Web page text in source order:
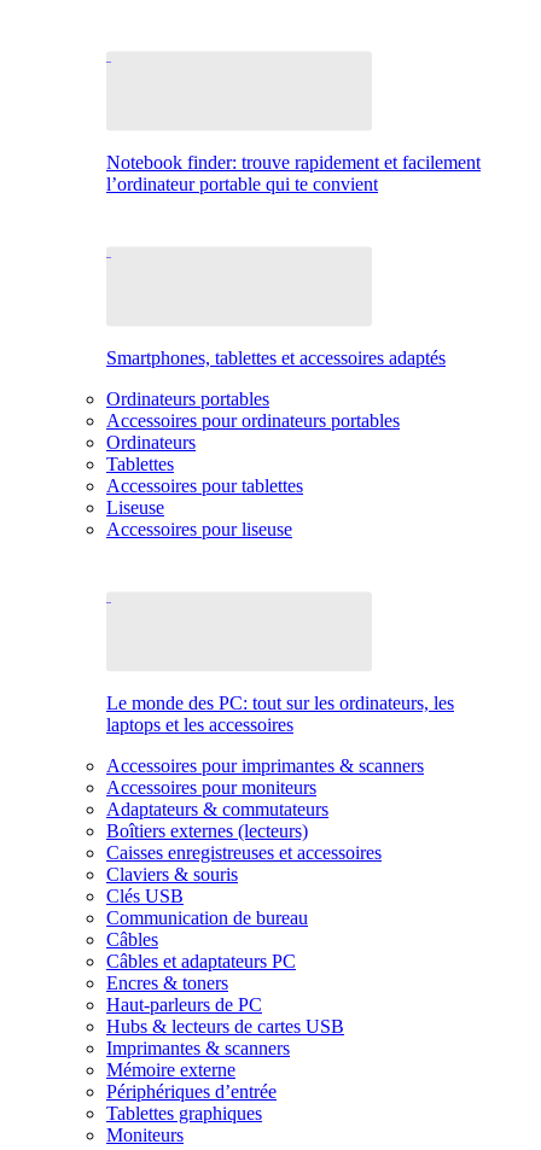
Notebook finder: trouve rapidement et facilement
l’ordinateur portable qui te convient
Smartphones, tablettes et accessoires adaptés
Ordinateurs portables
Accessoires pour ordinateurs portables
Ordinateurs
Tablettes
Accessoires pour tablettes
Liseuse
Accessoires pour liseuse
Le monde des PC: tout sur les ordinateurs, les
laptops et les accessoires
Accessoires pour imprimantes & scanners
Accessoires pour moniteurs
Adaptateurs & commutateurs
Boîtiers externes (lecteurs)
Caisses enregistreuses et accessoires
Claviers & souris
Clés USB
Communication de bureau
Câbles
Câbles et adaptateurs PC
Encres & toners
Haut-parleurs de PC
Hubs & lecteurs de cartes USB
Imprimantes & scanners
Mémoire externe
Périphériques d’entrée
Tablettes graphiques
Moniteurs